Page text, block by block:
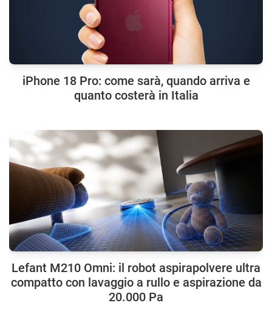
iPhone 18 Pro: come sarà, quando arriva e
quanto costerà in Italia
Lefant M210 Omni: il robot aspirapolvere ultra
compatto con lavaggio a rullo e aspirazione da
20.000 Pa